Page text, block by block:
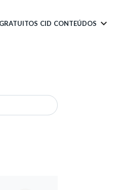
CID CONTEÚDOS